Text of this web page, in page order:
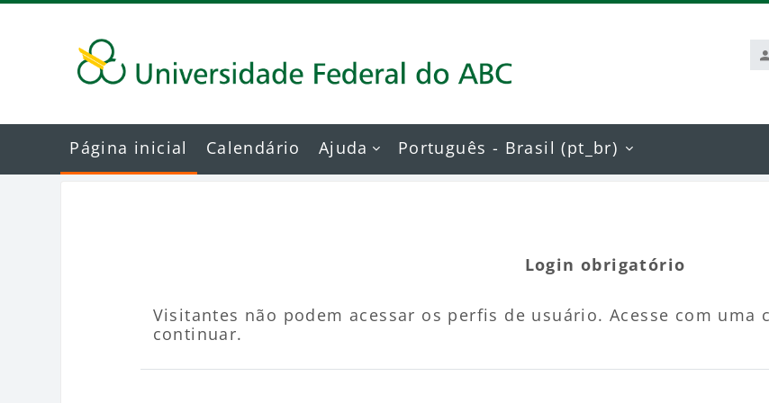
Ir para o conteúdo principal
Página inicial Calendário Ajuda Português - Brasil ‎(pt_br)‎
Login obrigatório
Visitantes não podem acessar os perfis de usuário. Acesse com uma
continuar.